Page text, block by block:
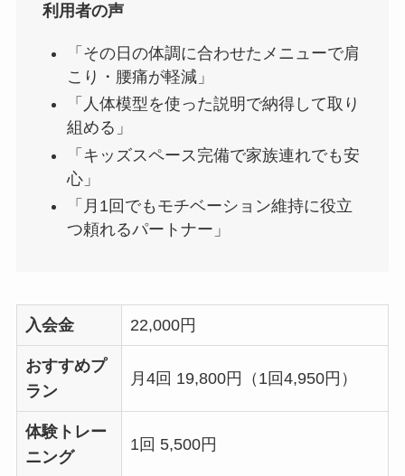
利用者の声
「その日の体調に合わせたメニューで肩
こり・腰痛が軽減」
「人体模型を使った説明で納得して取り
組める」
「キッズスペース完備で家族連れでも安
心」
「月1回でもモチベーション維持に役立
つ頼れるパートナー」
入会金 22,000円
おすすめプ
ラン
月4回 19,800円（1回4,950円）
体験トレー
ニング
1回 5,500円